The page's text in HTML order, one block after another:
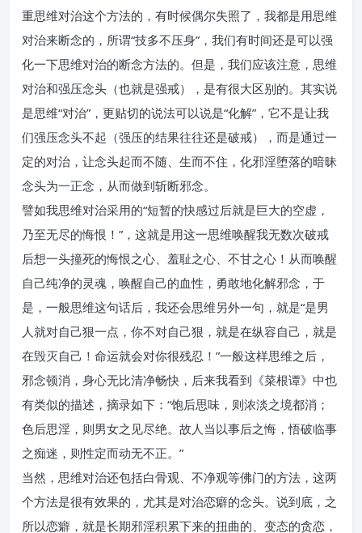
重思维对治这个方法的，有时候偶尔失照了，我都是用思维
对治来断念的，所谓“技多不压身”，我们有时间还是可以强
化一下思维对治的断念方法的。但是，我们应该注意，思维
对治和强压念头（也就是强戒），是有很大区别的。其实说
是思维“对治”，更贴切的说法可以说是“化解”，它不是让我
们强压念头不起（强压的结果往往还是破戒），而是通过一
定的对治，让念头起而不随、生而不住，化邪淫堕落的暗昧
念头为一正念，从而做到斩断邪念。
譬如我思维对治采用的“短暂的快感过后就是巨大的空虚，
乃至无尽的悔恨！”，这就是用这一思维唤醒我无数次破戒
后想一头撞死的悔恨之心、羞耻之心、不甘之心！从而唤醒
自己纯净的灵魂，唤醒自己的血性，勇敢地化解邪念，于
是，一般思维这句话后，我还会思维另外一句，就是“是男
人就对自己狠一点，你不对自己狠，就是在纵容自己，就是
在毁灭自己！命运就会对你很残忍！”一般这样思维之后，
邪念顿消，身心无比清净畅快，后来我看到《菜根谭》中也
有类似的描述，摘录如下：“饱后思味，则浓淡之境都消；
色后思淫，则男女之见尽绝。故人当以事后之悔，悟破临事
之痴迷，则性定而动无不正。”
当然，思维对治还包括白骨观、不净观等佛门的方法，这两
个方法是很有效果的，尤其是对治恋癖的念头。说到底，之
所以恋癖，就是长期邪淫积累下来的扭曲的、变态的贪恋，